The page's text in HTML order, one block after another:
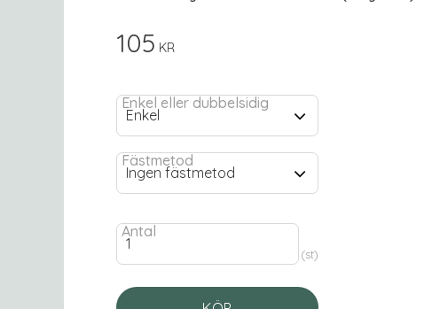
105 KR
Enkel eller dubbelsidig
Fästmetod
Antal
st